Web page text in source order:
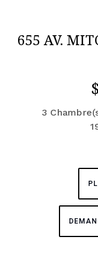
655 AV.
3